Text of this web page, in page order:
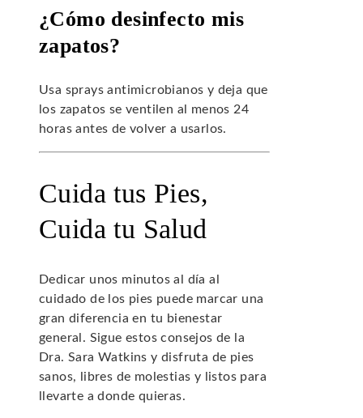
¿Cómo desinfecto mis
zapatos?
Usa sprays antimicrobianos y deja que
los zapatos se ventilen al menos 24
horas antes de volver a usarlos.
Cuida tus Pies,
Cuida tu Salud
Dedicar unos minutos al día al
cuidado de los pies puede marcar una
gran diferencia en tu bienestar
general. Sigue estos consejos de la
Dra. Sara Watkins y disfruta de pies
sanos, libres de molestias y listos para
llevarte a donde quieras.